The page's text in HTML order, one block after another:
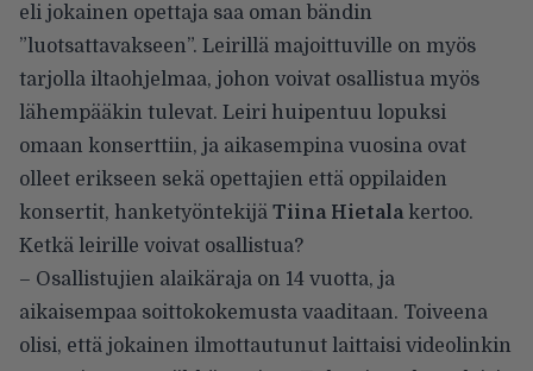
eli jokainen opettaja saa oman bändin
”luotsattavakseen”. Leirillä majoittuville on myös
tarjolla iltaohjelmaa, johon voivat osallistua myös
lähempääkin tulevat. Leiri huipentuu lopuksi
omaan konserttiin, ja aikasempina vuosina ovat
olleet erikseen sekä opettajien että oppilaiden
konsertit, hanketyöntekijä Tiina Hietalakertoo.
Ketkä leirille voivat osallistua?
– Osallistujien alaikäraja on 14 vuotta, ja
aikaisempaa soittokokemusta vaaditaan. Toiveena
olisi, että jokainen ilmottautunut laittaisi videolinkin